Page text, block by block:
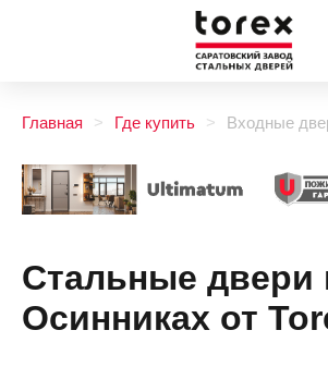
Главная Где купить Входные
Стальные двери
Осинниках от